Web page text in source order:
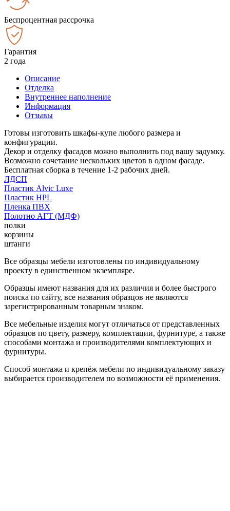
Беспроцентная рассрочка
Гарантия
2 года
Описание
Отделка
Внутреннее наполнение
Информация
Отзывы
Готовы изготовить шкафы-купе любого размера и
конфигурации.
Декор и отделку фасадов можно выполнить под вашу задумку.
Возможно сочетание нескольких цветов в одном фасаде.
Бесплатная сборка в течение 1-2 рабочих дней.
ЛДСП
Пластик Alvic Luxe
Пластик HPL
Пленка ПВХ
Полотно АГТ (МДФ)
полки
корзины
штанги
Все образцы мебели изготовлены по индивидуальному
проекту в единственном экземпляре.
Образцы имеют названия для их различия и более быстрого
поиска по сайту, все названия образцов не являются
зарегистрированным товарным знаком.
Все мебельные изделия могут отличаться от представленных
образцов по цвету, размеру, комплектации, фурнитуре, а также
способами монтажа и производителями комплектующих и
фурнитуры.
Способ монтажа и крепёж мебели по индивидуальному заказу
выбирается производителем по возможности её применения.